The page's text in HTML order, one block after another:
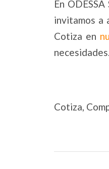
En
invitamos a
Cotiza en
necesidades.
Cotiza,